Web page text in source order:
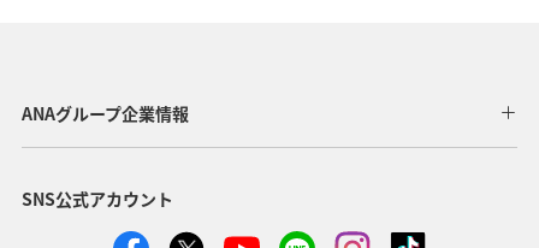
ANAグループ企業情報
SNS公式アカウント